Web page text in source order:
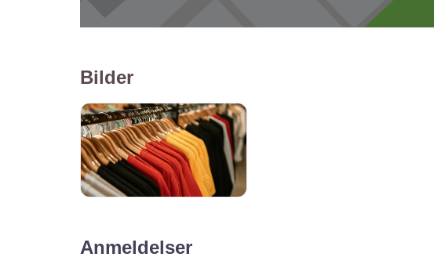
Bilder
Anmeldelser